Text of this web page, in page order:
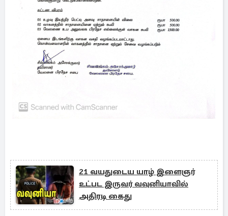
21 வயதுடைய யாழ் இளைஞர்
உட்பட இருவர் வவுனியாவில்
அதிரடி கைது